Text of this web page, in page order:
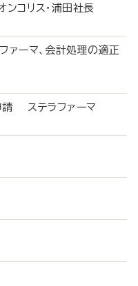
コリス・浦田社長
ーマ、会計処理の適正
請 ステラファーマ